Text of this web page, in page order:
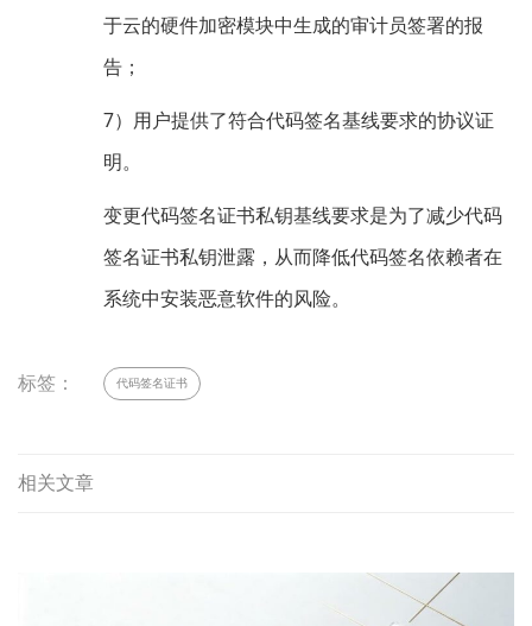
于云的硬件加密模块中生成的审计员签署的报
告；
7）用户提供了符合代码签名基线要求的协议证
明。
变更代码签名证书私钥基线要求是为了减少代码
签名证书私钥泄露，从而降低代码签名依赖者在
系统中安装恶意软件的风险。
标签： 代码签名证书
相关文章